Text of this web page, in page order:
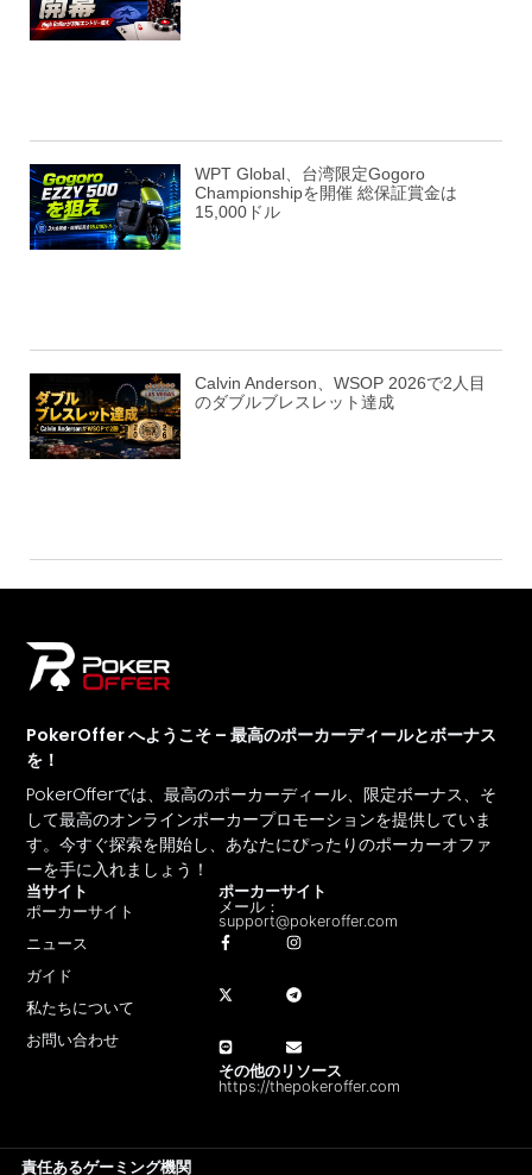
WPT Global、台湾限定Gogoro
Championshipを開催 総保証賞金は
15,000ドル
Calvin Anderson、WSOP 2026で2人目
のダブルブレスレット達成
PokerOffer へようこそ – 最高のポーカーディールとボーナス
を！
PokerOfferでは、最高のポーカーディール、限定ボーナス、そ
して最高のオンラインポーカープロモーションを提供していま
す。今すぐ探索を開始し、あなたにぴったりのポーカーオファ
ーを手に入れましょう！
当サイト
ポーカーサイト
ニュース
ガイド
私たちについて
お問い合わせ
ポーカーサイト
メール：
support@pokeroffer.com
その他のリソース
https://thepokeroffer.com
責任あるゲーミング機関